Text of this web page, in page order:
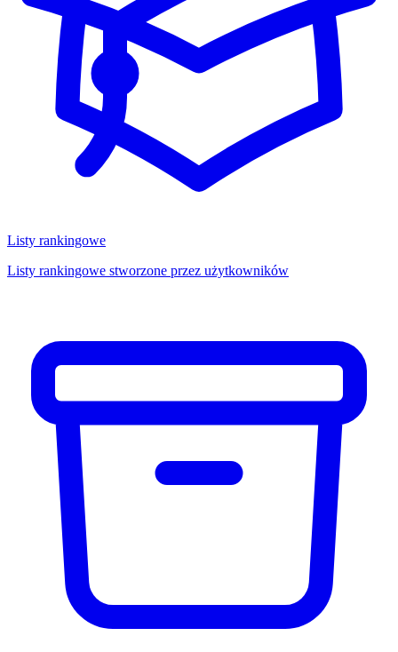
Listy rankingowe
Listy rankingowe stworzone przez użytkowników